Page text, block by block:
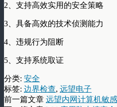
2、支持高效实用的安全策略
3、具备高效的技术侦测能力
4、违规行为阻断
5、支持系统取证
分类: 安全
标签: 边界检查, 远望电子
前一篇文章 远望内网计算机敏